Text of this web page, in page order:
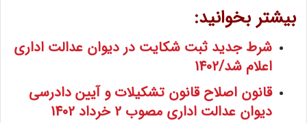
بیشتر بخوانید:
شرط جدید ثبت شکایت در دیوان عدالت اداری
اعلام شد/1402
قانون اصلاح قانون تشکیلات و آیین دادرسی
دیوان عدالت اداری مصوب 2 خرداد 1402